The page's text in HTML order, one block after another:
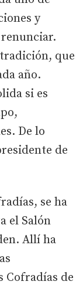
y
que
año.
si es
De lo
de
se ha
el Salón
Allí ha
Cofradías de